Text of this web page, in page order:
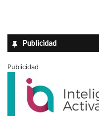
Publicidad
Publicidad